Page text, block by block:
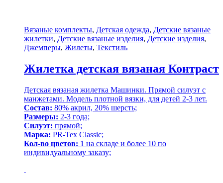
Вязаные комплекты, Детская одежда, Детские вязаные
жилетки, Детские вязаные изделия, Детские изделия,
Джемперы, Жилеты, Текстиль
Жилетка детская вязаная Контраст
Детская вязаная жилетка Машинки. Прямой силуэт с
манжетами. Модель плотной вязки, для детей 2-3 лет.
Состав: 80% акрил, 20% шерсть;
Размеры: 2-3 года;
Силуэт: прямой;
Марка: PR-Tex Classic;
Кол-во цветов: 1 на складе и более 10 по
индивидуальному заказу;